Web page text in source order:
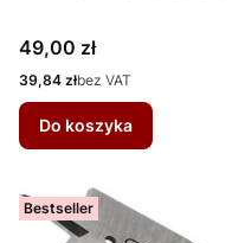
Cena
49,00 zł
Cena
39,84 złbez VAT
Do koszyka
Bestseller